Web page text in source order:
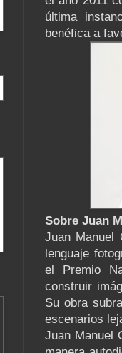
última
benéfica a
Sobre Juan
Juan Manuel
lenguaje
el Premio
construir
Su obra
escenarios
Juan Manuel